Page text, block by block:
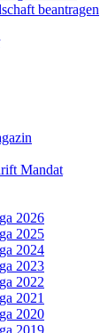
beantragen
Mandat
2026
2025
2024
2023
2022
2021
2020